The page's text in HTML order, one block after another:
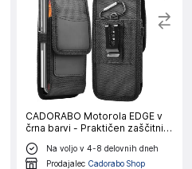
CADORABO Motorola EDGE v
črna barvi - Praktičen zaščitni
ovitek s karabinom Ovitek
ovitka z držalom za pisalo
Na voljo v 4-8 delovnih dneh
Prodajalec Cadorabo Shop